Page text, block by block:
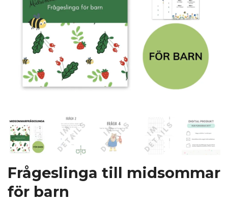
Frågeslinga till midsommar
för barn